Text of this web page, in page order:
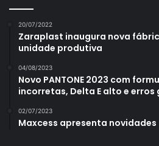
20/07/2022
Zaraplast inaugura nova
unidade produtiva
04/08/2023
Novo PANTONE 2023 com
incorretas, Delta E alto e erros
02/07/2023
Maxcess apresenta novidades